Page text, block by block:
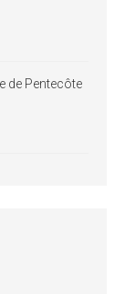
de Pentecôte